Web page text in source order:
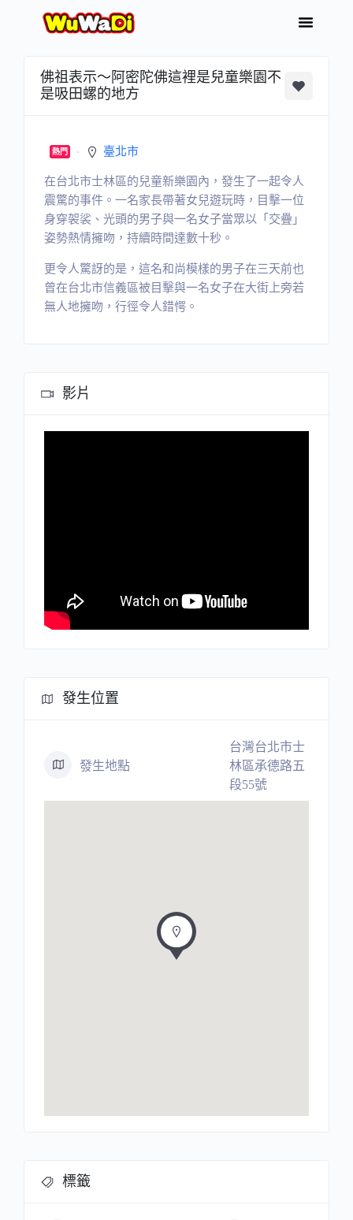
佛祖表示～阿密陀佛這裡是兒童樂園不
是吸田螺的地方
熱門 臺北市
在台北市士林區的兒童新樂園內，發生了一起令人
震驚的事件。一名家長帶著女兒遊玩時，目擊一位
身穿袈裟、光頭的男子與一名女子當眾以「交疊」
姿勢熱情擁吻，持續時間達數十秒。
更令人驚訝的是，這名和尚模樣的男子在三天前也
曾在台北市信義區被目擊與一名女子在大街上旁若
無人地擁吻，行徑令人錯愕。
影片
發生位置
發生地點
台灣台北市士
林區承德路五
段55號
標籤